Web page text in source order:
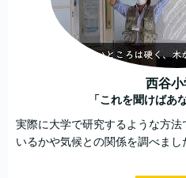
西谷
「これを聞けばあ
実際に大学で研究するような方
いるかや気候との関係を調べまし